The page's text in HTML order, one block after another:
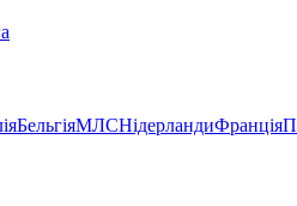
БельгіяМЛСНідерландиФранція